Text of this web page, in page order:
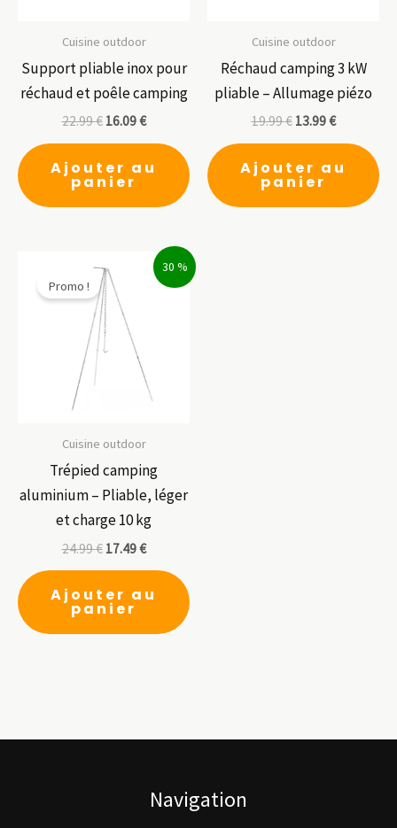
Cuisine outdoor
Support pliable inox pour
réchaud et poêle camping
22.99€ 16.09€
Ajouter au
panier
Cuisine outdoor
Réchaud camping 3 kW
pliable – Allumage piézo
19.99€ 13.99€
Ajouter au
panier
30 %
Promo !
Cuisine outdoor
Trépied camping
aluminium – Pliable, léger
et charge 10 kg
24.99€ 17.49€
Ajouter au
panier
Navigation